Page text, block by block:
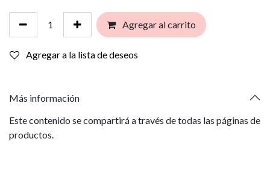
Agregar al carrito
Agregar a la lista de deseos
Más información
Este contenido se compartirá a través de todas las páginas de
productos.